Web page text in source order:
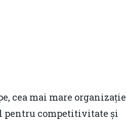
cea mai mare organizație
pentru competitivitate și